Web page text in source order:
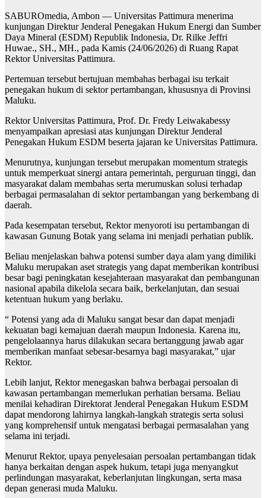
SABUROmedia, Ambon — Universitas Pattimura menerima
kunjungan Direktur Jenderal Penegakan Hukum Energi dan Sumber
Daya Mineral (ESDM) Republik Indonesia, Dr. Rilke Jeffri
Huwae., SH., MH., pada Kamis (24/06/2026) di Ruang Rapat
Rektor Universitas Pattimura.
Pertemuan tersebut bertujuan membahas berbagai isu terkait
penegakan hukum di sektor pertambangan, khususnya di Provinsi
Maluku.
Rektor Universitas Pattimura, Prof. Dr. Fredy Leiwakabessy
menyampaikan apresiasi atas kunjungan Direktur Jenderal
Penegakan Hukum ESDM beserta jajaran ke Universitas Pattimura.
Menurutnya, kunjungan tersebut merupakan momentum strategis
untuk memperkuat sinergi antara pemerintah, perguruan tinggi, dan
masyarakat dalam membahas serta merumuskan solusi terhadap
berbagai permasalahan di sektor pertambangan yang berkembang di
daerah.
Pada kesempatan tersebut, Rektor menyoroti isu pertambangan di
kawasan Gunung Botak yang selama ini menjadi perhatian publik.
Beliau menjelaskan bahwa potensi sumber daya alam yang dimiliki
Maluku merupakan aset strategis yang dapat memberikan kontribusi
besar bagi peningkatan kesejahteraan masyarakat dan pembangunan
nasional apabila dikelola secara baik, berkelanjutan, dan sesuai
ketentuan hukum yang berlaku.
“ Potensi yang ada di Maluku sangat besar dan dapat menjadi
kekuatan bagi kemajuan daerah maupun Indonesia. Karena itu,
pengelolaannya harus dilakukan secara bertanggung jawab agar
memberikan manfaat sebesar-besarnya bagi masyarakat,” ujar
Rektor.
Lebih lanjut, Rektor menegaskan bahwa berbagai persoalan di
kawasan pertambangan memerlukan perhatian bersama. Beliau
menilai kehadiran Direktorat Jenderal Penegakan Hukum ESDM
dapat mendorong lahirnya langkah-langkah strategis serta solusi
yang komprehensif untuk mengatasi berbagai permasalahan yang
selama ini terjadi.
Menurut Rektor, upaya penyelesaian persoalan pertambangan tidak
hanya berkaitan dengan aspek hukum, tetapi juga menyangkut
perlindungan masyarakat, keberlanjutan lingkungan, serta masa
depan generasi muda Maluku.